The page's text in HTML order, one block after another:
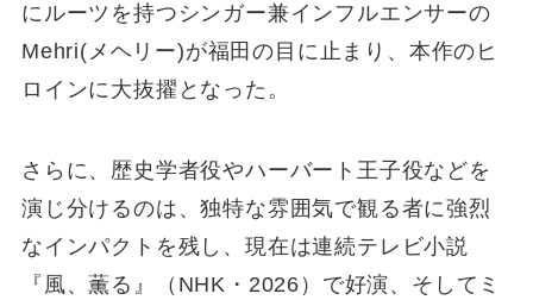
にルーツを持つシンガー兼インフルエンサーの
Mehri(メヘリー)が福田の目に止まり、本作のヒ
ロインに大抜擢となった。
さらに、歴史学者役やハーバート王子役などを
演じ分けるのは、独特な雰囲気で観る者に強烈
なインパクトを残し、現在は連続テレビ小説
『風、薫る』（NHK・2026）で好演、そしてミ